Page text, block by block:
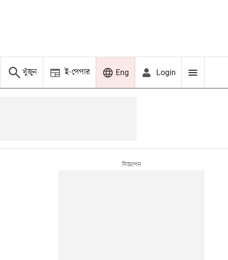
খুঁজুন ই-পেপার Eng Login